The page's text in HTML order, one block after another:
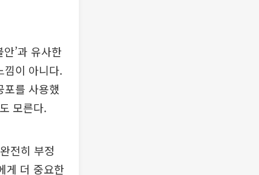
’과 유사한
낌이 아니다.
를 사용했
모른다.
전히 부정
게 더 중요한